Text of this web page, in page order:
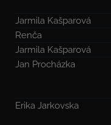
Jarmila Kašparová
Renča
Jarmila Kašparová
Jan Procházka
Erika Jarkovska